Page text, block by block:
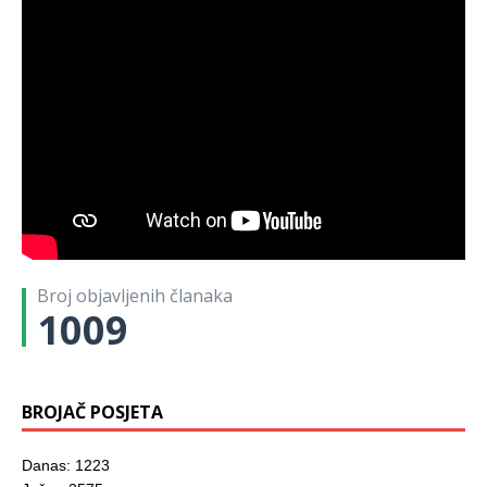
Broj objavljenih članaka
1009
BROJAČ POSJETA
Danas: 1223